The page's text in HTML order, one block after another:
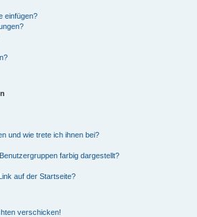
einfügen?
und wie trete ich ihnen bei?
farbig dargestellt?
auf der Startseite?
verschicken!